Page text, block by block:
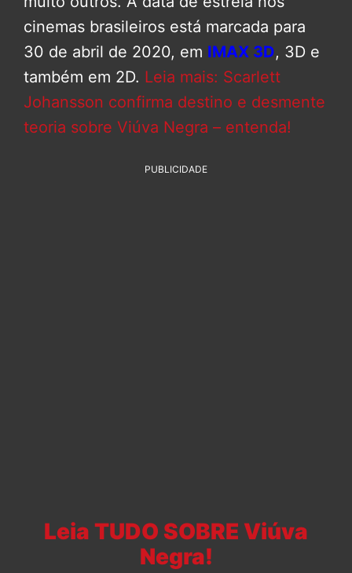
cinemas brasileiros está marcada para
30 de abril de 2020, em IMAX 3D, 3D e
também em 2D. Leia mais: Scarlett
Johansson confirma destino e desmente
teoria sobre Viúva Negra – entenda!
PUBLICIDADE
Leia TUDO SOBRE Viúva
Negra!